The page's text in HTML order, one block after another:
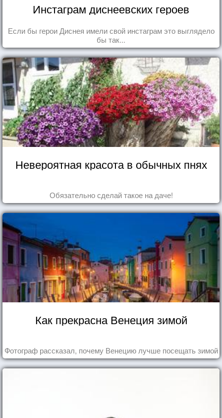
Инстаграм диснеевских героев
Если бы герои Диснея имели свой инстаграм это выглядело
бы так...
Невероятная красота в обычных пнях
Обязательно сделай такое на даче!
Как прекрасна Венеция зимой
Фотограф рассказал, почему Венецию лучше посещать зимой